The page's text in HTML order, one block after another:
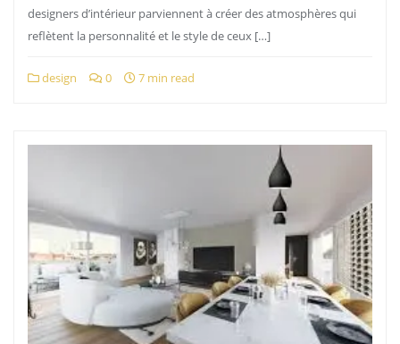
designers d’intérieur parviennent à créer des atmosphères qui
reflètent la personnalité et le style de ceux […]
design 0 7 min read